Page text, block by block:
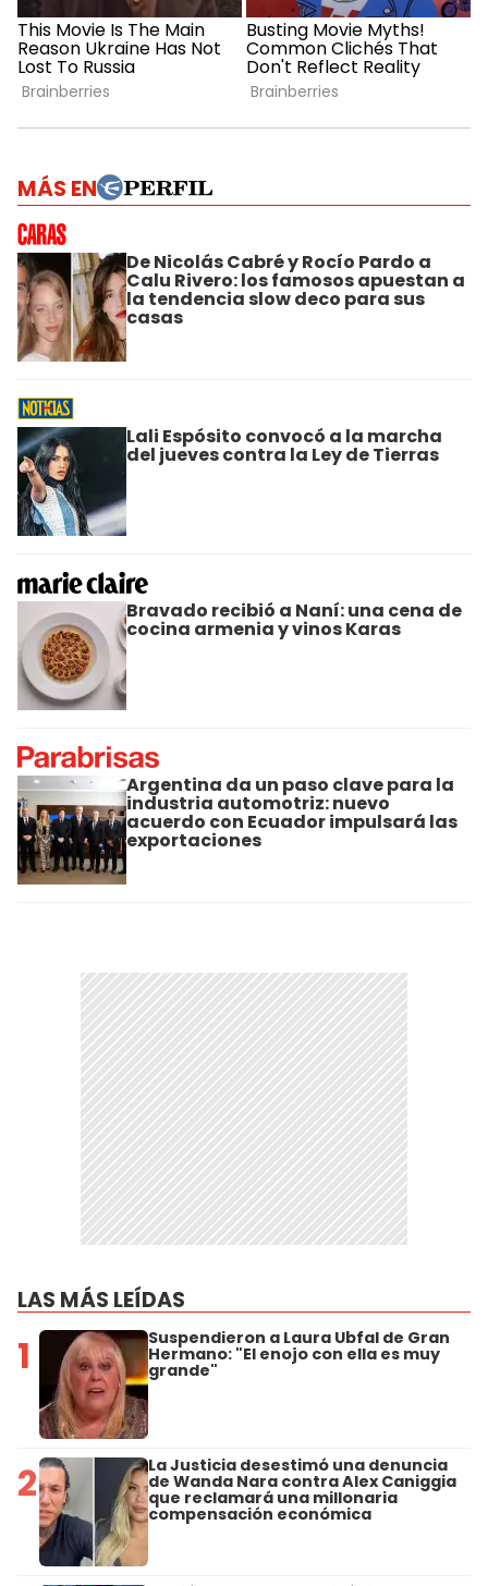
MÁS EN
De Nicolás Cabré y Rocío Pardo a
Calu Rivero: los famosos apuestan a
la tendencia slow deco para sus
casas
Lali Espósito convocó a la marcha
del jueves contra la Ley de Tierras
Bravado recibió a Naní: una cena de
cocina armenia y vinos Karas
Argentina da un paso clave para la
industria automotriz: nuevo
acuerdo con Ecuador impulsará las
exportaciones
LAS MÁS LEÍDAS
1 Suspendieron a Laura Ubfal de Gran
Hermano: "El enojo con ella es muy
grande"
2 La Justicia desestimó una denuncia
de Wanda Nara contra Alex Caniggia
que reclamará una millonaria
compensación económica